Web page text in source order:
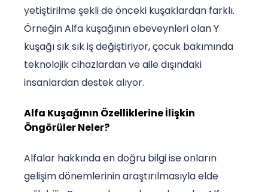
yetiştirilme şekli de önceki kuşaklardan farklı.
Örneğin Alfa kuşağının ebeveynleri olan Y
kuşağı sık sık iş değiştiriyor, çocuk bakımında
teknolojik cihazlardan ve aile dışındaki
insanlardan destek alıyor.
Alfa Kuşağının Özelliklerine İlişkin
Öngörüler Neler?
Alfalar hakkında en doğru bilgi ise onların
gelişim dönemlerinin araştırılmasıyla elde